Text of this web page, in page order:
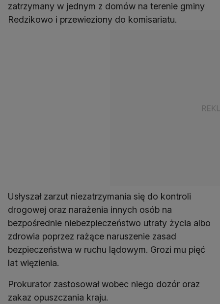
zatrzymany w jednym z domów na terenie gminy
Redzikowo i przewieziony do komisariatu.
Usłyszał zarzut niezatrzymania się do kontroli
drogowej oraz narażenia innych osób na
bezpośrednie niebezpieczeństwo utraty życia albo
zdrowia poprzez rażące naruszenie zasad
bezpieczeństwa w ruchu lądowym. Grozi mu pięć
lat więzienia.
Prokurator zastosował wobec niego dozór oraz
zakaz opuszczania kraju.